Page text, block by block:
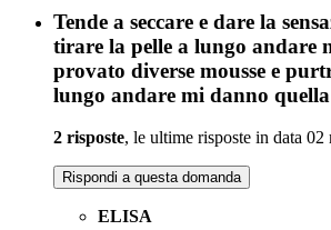
Tende a seccare e dare la
tirare la pelle a lungo andare
provato diverse mousse e
lungo andare mi danno quella
2 risposte, le ultime risposte in data 02
Rispondi a questa domanda
ELISA